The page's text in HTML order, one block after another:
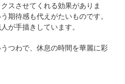
スさせてくれる効果がありま
期待感も代えがたいものです。
が手描きしています。
つわで、休息の時間を華麗に彩